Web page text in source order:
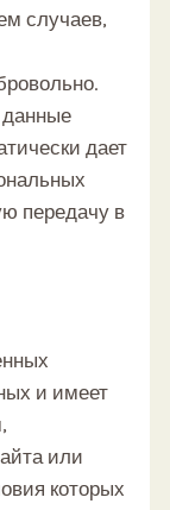
случаев,
дает
передачу в
и имеет
или
которых